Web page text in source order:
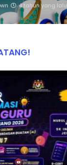
4 tahun yang lalu